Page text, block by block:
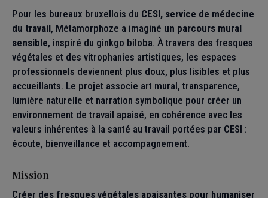
Pour les bureaux bruxellois du CESI, service de médecine
du travail, Métamorphoze a imaginé un parcours mural
sensible, inspiré du ginkgo biloba. À travers des fresques
végétales et des vitrophanies artistiques, les espaces
professionnels deviennent plus doux, plus lisibles et plus
accueillants. Le projet associe art mural, transparence,
lumière naturelle et narration symbolique pour créer un
environnement de travail apaisé, en cohérence avec les
valeurs inhérentes à la santé au travail portées par CESI :
écoute, bienveillance et accompagnement.
Mission
Créer des fresques végétales apaisantes pour humaniser